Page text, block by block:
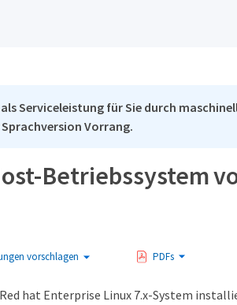
Serviceleistung für Sie durch
Vorrang.
Betriebssystem
vorschlagen PDFs
hat Enterprise Linux 7.x-System